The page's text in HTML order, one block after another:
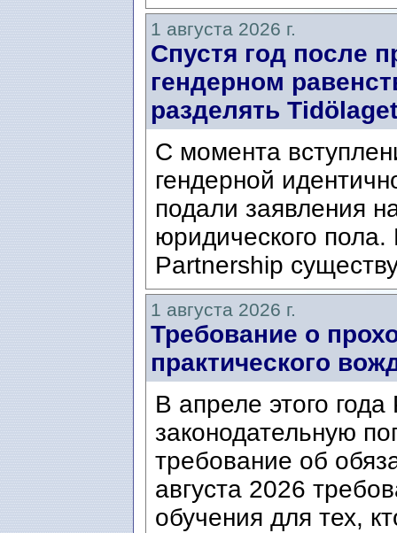
1 августа 2026 г.
Спустя год после
гендерном
разделять
С момента
гендерной
подали заявления
юридического
Partnership
1 августа 2026 г.
Требование о
практического
В апреле этого
законодательную
требование об
августа 2026
обучения для тех,